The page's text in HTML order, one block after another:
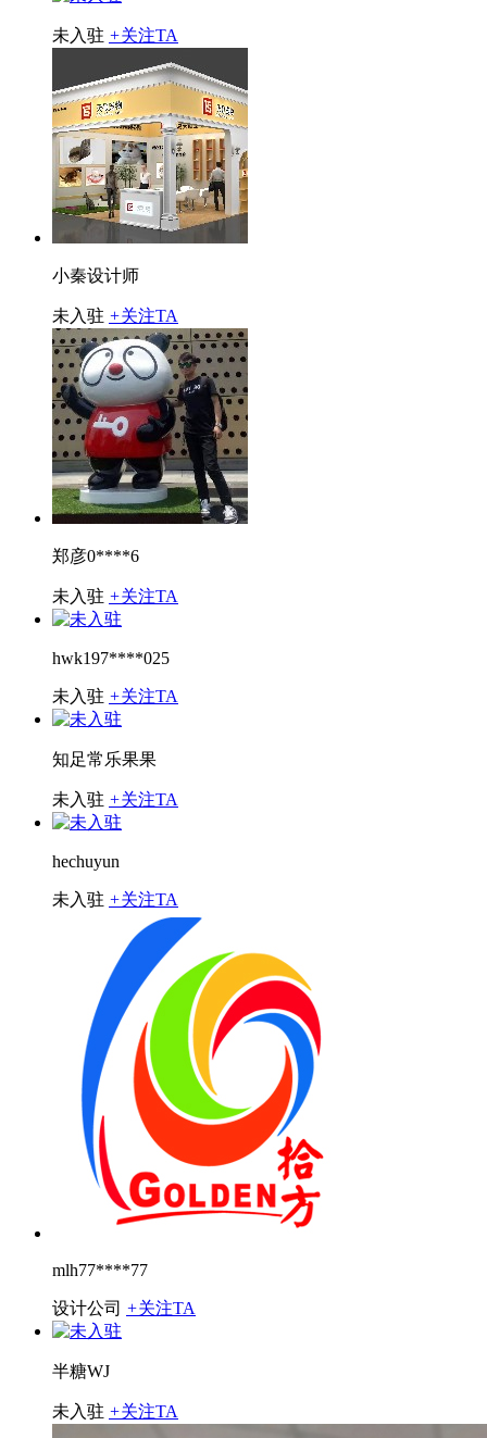
未入驻 +关注TA
小秦设计师
未入驻 +关注TA
郑彦0****6
未入驻 +关注TA
hwk197****025
未入驻 +关注TA
知足常乐果果
未入驻 +关注TA
hechuyun
未入驻 +关注TA
mlh77****77
设计公司 +关注TA
半糖WJ
未入驻 +关注TA